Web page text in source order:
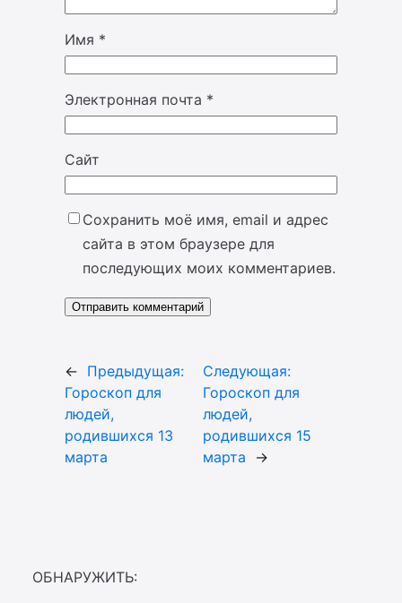
Имя *
Электронная почта *
Сайт
Сохранить моё имя, email и адрес
сайта в этом браузере для
последующих моих комментариев.
← Предыдущая:
Гороскоп для
людей,
родившихся 13
марта
Следующая:
Гороскоп для
людей,
родившихся 15
марта
→
ОБНАРУЖИТЬ: